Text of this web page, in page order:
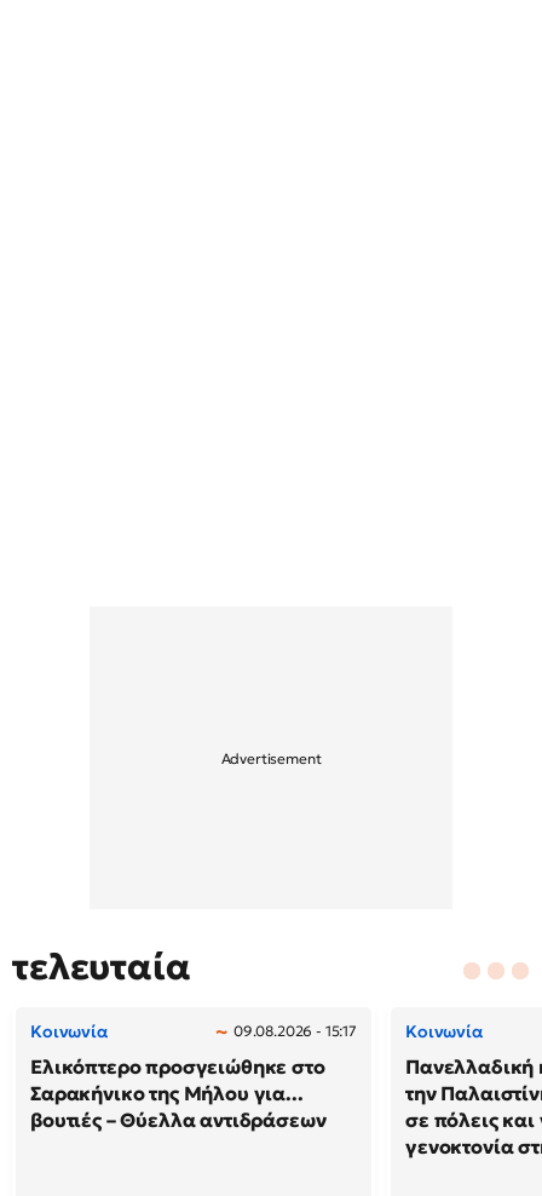
τελευταία
Κοινωνία 09.08.2026 - 15:17
Ελικόπτερο προσγειώθηκε στο
Σαρακήνικο της Μήλου για...
βουτιές – Θύελλα αντιδράσεων
Κοινωνία
Πανελλαδική
την
σε πόλεις και
γενοκτονία